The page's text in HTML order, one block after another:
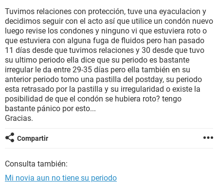
BIENESTAR
SEXUALIDAD
GLOSARIO
Tuvimos relaciones con protección, tuve una eyaculacion y
decidimos seguir con el acto así que utilice un condón nuevo
luego revise los condones y ninguno vi que estuviera roto o
que estuviera con alguna fuga de fluidos pero han pasado
11 días desde que tuvimos relaciones y 30 desde que tuvo
su ultimo periodo ella dice que su periodo es bastante
irregular le da entre 29-35 días pero ella también en su
anterior periodo tomo una pastilla del postday, su periodo
esta retrasado por la pastilla y su irregularidad o existe la
posibilidad de que el condón se hubiera roto? tengo
bastante pánico por esto...
Gracias.
Compartir
Consulta también:
Mi novia aun no tiene su periodo